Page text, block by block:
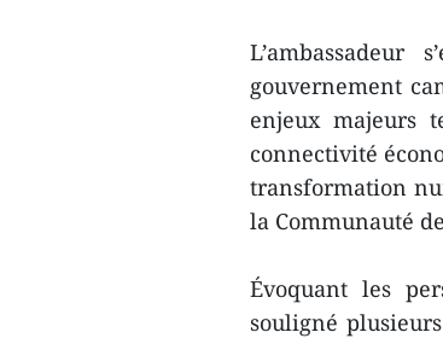
gouvernement
enjeux majeurs
connectivité
transformation
la Communauté
Évoquant les
souligné